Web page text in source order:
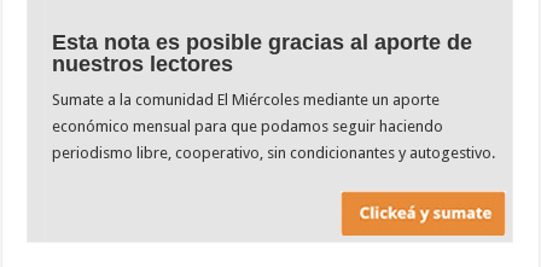
Esta nota es posible gracias al aporte de
nuestros lectores
Sumate a la comunidad El Miércoles mediante un aporte
económico mensual para que podamos seguir haciendo
periodismo libre, cooperativo, sin condicionantes y autogestivo.